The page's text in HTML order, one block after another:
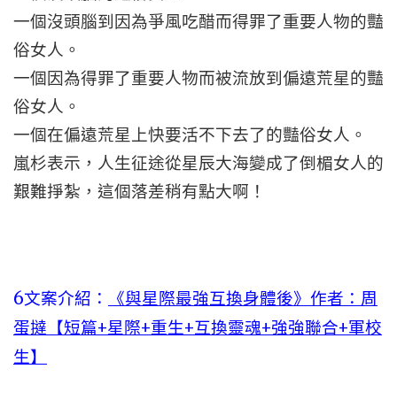
一個沒頭腦到因為爭風吃醋而得罪了重要人物的豔
俗女人。
一個因為得罪了重要人物而被流放到偏遠荒星的豔
俗女人。
一個在偏遠荒星上快要活不下去了的豔俗女人。
嵐杉表示，人生征途從星辰大海變成了倒楣女人的
艱難掙紮，這個落差稍有點大啊！
6文案介紹：
《與星際最強互換身體後》作者：周
蛋撻【短篇+星際+重生+互換靈魂+強強聯合+軍校
生】